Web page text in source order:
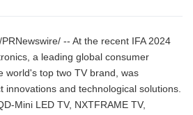
-- At the recent IFA 2024
a leading global consumer
world's top two TV brand, was
innovations and technological solutions.
Mini LED TV, NXTFRAME TV,